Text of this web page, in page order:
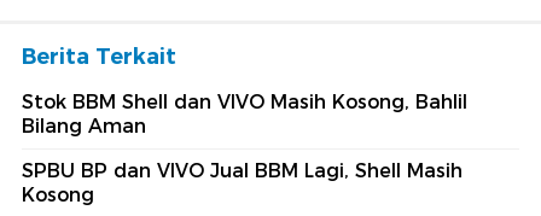
Berita Terkait
Stok BBM Shell dan VIVO Masih Kosong, Bahlil
Bilang Aman
SPBU BP dan VIVO Jual BBM Lagi, Shell Masih
Kosong